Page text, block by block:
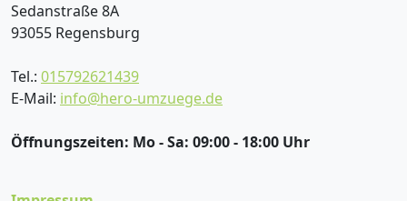
Sedanstraße 8A
93055 Regensburg
Tel.: 015792621439
E-Mail: info@hero-umzuege.de
Öffnungszeiten: Mo - Sa: 09:00 - 18:00 Uhr